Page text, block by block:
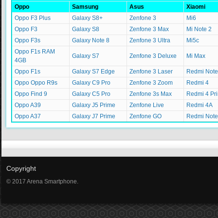
Oppo Samsung Asus
Xiaomi
Oppo F3 Plus
Galaxy S8+ Zenfone 3
Mi6
Oppo F3
Galaxy S8 Zenfone 3 Max
Mi Note 2
Oppo F3s
Galaxy Note 8 Zenfone 3 Ultra
Mi5c
Oppo F1s RAM
4GB
Galaxy S7 Zenfone 3 Deluxe Mi Max
Oppo F1s Galaxy S7 Edge Zenfone 3 Laser
Redmi
Oppo Oppo R9s
Galaxy C9 Pro Zenfone 3 Zoom
Redmi 4
Oppo Find 9
Galaxy C5 Pro Zenfone 3s Max
Redmi 4
Oppo A39
Galaxy J5 Prime Zenfone Live
Redmi 4A
Oppo A37
Galaxy J7 Prime Zenfone GO Redmi
Copyright
© 2017 Arena Smartphone.